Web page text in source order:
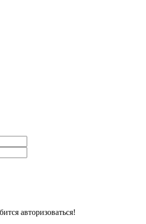
авторизоваться!